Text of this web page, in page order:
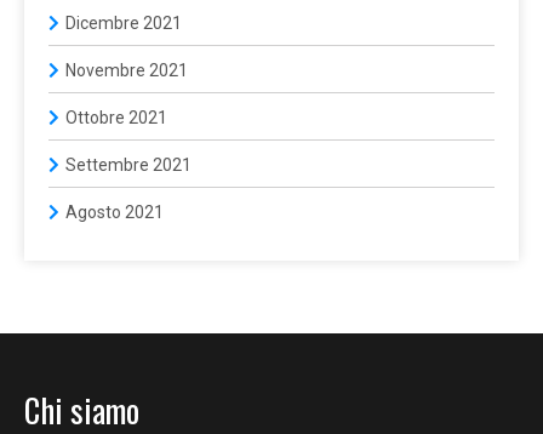
Dicembre 2021
Novembre 2021
Ottobre 2021
Settembre 2021
Agosto 2021
Chi siamo